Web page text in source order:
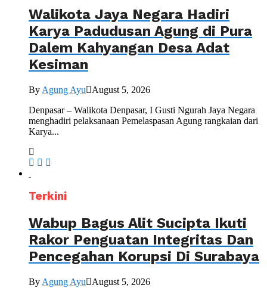
Walikota Jaya Negara Hadiri
Karya Padudusan Agung di Pura
Dalem Kahyangan Desa Adat
Kesiman
By Agung Ayu
August 5, 2026
Denpasar – Walikota Denpasar, I Gusti Ngurah Jaya Negara
menghadiri pelaksanaan Pemelaspasan Agung rangkaian dari
Karya...
Terkini
Wabup Bagus Alit Sucipta Ikuti
Rakor Penguatan Integritas Dan
Pencegahan Korupsi Di Surabaya
By Agung Ayu
August 5, 2026